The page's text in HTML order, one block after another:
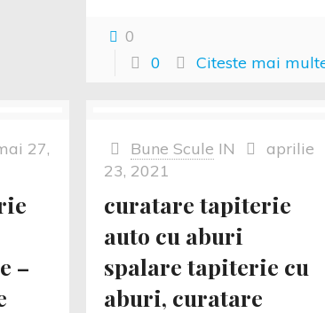
0
0
Citeste mai
27,
–
Bune Scule IN
aprilie
23, 2021
curatare tapiterie
auto cu aburi
spalare tapiterie cu
aburi, curatare